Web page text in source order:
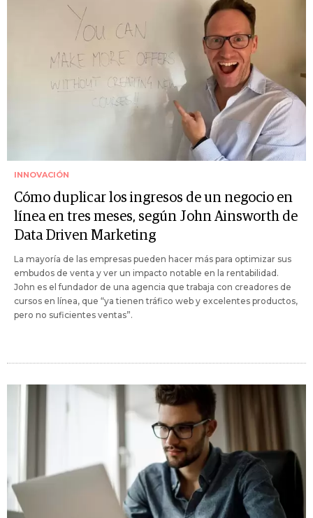
INNOVACIÓN
Cómo duplicar los ingresos de un negocio en
línea en tres meses, según John Ainsworth de
Data Driven Marketing
La mayoría de las empresas pueden hacer más para optimizar sus
embudos de venta y ver un impacto notable en la rentabilidad.
John es el fundador de una agencia que trabaja con creadores de
cursos en línea, que “ya tienen tráfico web y excelentes productos,
pero no suficientes ventas”.